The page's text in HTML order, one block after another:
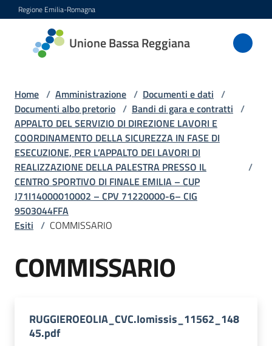
Vai al contenuto
Vai alla navigazione
Vai al footer
Regione Emilia-Romagna
Unione Bassa Reggiana
Unione
Bassa
Amministrazione
Menu selezionato
Novità
Servizi
Vivere
Tutti
Home / Amministrazione / Documenti e dati /
Documenti albo pretorio / Bandi di gara e contratti /
APPALTO DEL SERVIZIO DI DIREZIONE LAVORI E
COORDINAMENTO DELLA SICUREZZA IN FASE DI
ESECUZIONE, PER L’APPALTO DEI LAVORI DI
REALIZZAZIONE DELLA PALESTRA PRESSO IL
CENTRO SPORTIVO DI FINALE EMILIA – CUP
J71I14000010002 – CPV 71220000-6– CIG
9503044FFA
/
Esiti / COMMISSARIO
COMMISSARIO
RUGGIEROEOLIA_CVC.Iomissis_11562_148
45.pdf